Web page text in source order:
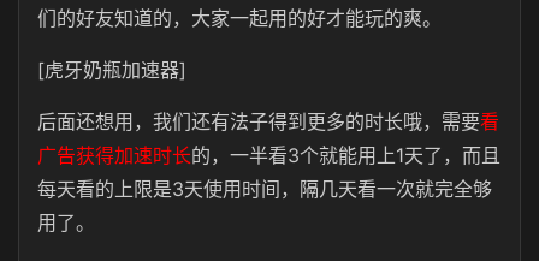
们的好友知道的，大家一起用的好才能玩的爽。
[虎牙奶瓶加速器]
后面还想用，我们还有法子得到更多的时长哦，需要看
广告获得加速时长的，一半看3个就能用上1天了，而且
每天看的上限是3天使用时间，隔几天看一次就完全够
用了。